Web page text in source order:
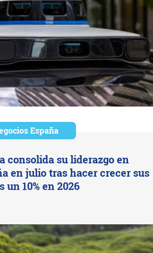
España
consolida su liderazgo en
en julio tras hacer crecer sus
un 10% en 2026